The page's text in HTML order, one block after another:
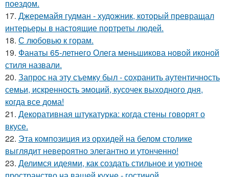
поездом.
17. Джеремайя гудман - художник, который превращал
интерьеры в настоящие портреты людей.
18. С любовью к горам.
19. Фанаты 65-летнего Олега меньшикова новой иконой
стиля назвали.
20. Запрос на эту съемку был - сохранить аутентичность
семьи, искренность эмоций, кусочек выходного дня,
когда все дома!
21. Декоративная штукатурка: когда стены говорят о
вкусе.
22. Эта композиция из орхидей на белом столике
выглядит невероятно элегантно и утонченно!
23. Делимся идеями, как создать стильное и уютное